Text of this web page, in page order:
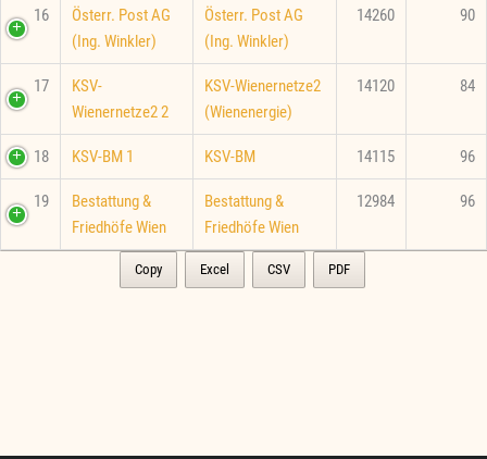
16
Österr. Post AG
(Ing. Winkler)
Österr. Post AG
(Ing. Winkler)
14260 90
17
KSV-
Wienernetze2 2
KSV-Wienernetze2
(Wienenergie)
14120 84
18 KSV-BM 1 KSV-BM 14115 96
19
Bestattung &
Friedhöfe Wien
Bestattung &
Friedhöfe Wien
12984 96
Copy Excel CSV PDF